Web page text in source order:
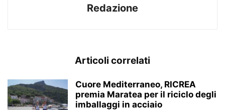
Redazione
Articoli correlati
Cuore Mediterraneo, RICREA
premia Maratea per il riciclo degli
imballaggi in acciaio